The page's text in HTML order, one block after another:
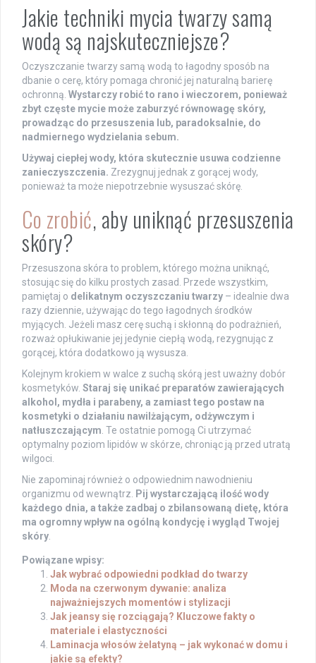
Jakie techniki mycia twarzy samą
wodą są najskuteczniejsze?
Oczyszczanie twarzy samą wodą to łagodny sposób na
dbanie o cerę, który pomaga chronić jej naturalną barierę
ochronną. Wystarczy robić to rano i wieczorem, ponieważ
zbyt częste mycie może zaburzyć równowagę skóry,
prowadząc do przesuszenia lub, paradoksalnie, do
nadmiernego wydzielania sebum.
Używaj ciepłej wody, która skutecznie usuwa codzienne
zanieczyszczenia. Zrezygnuj jednak z gorącej wody,
ponieważ ta może niepotrzebnie wysuszać skórę.
Co zrobić, aby uniknąć przesuszenia
skóry?
Przesuszona skóra to problem, którego można uniknąć,
stosując się do kilku prostych zasad. Przede wszystkim,
pamiętaj o delikatnym oczyszczaniu twarzy – idealnie dwa
razy dziennie, używając do tego łagodnych środków
myjących. Jeżeli masz cerę suchą i skłonną do podrażnień,
rozważ opłukiwanie jej jedynie ciepłą wodą, rezygnując z
gorącej, która dodatkowo ją wysusza.
Kolejnym krokiem w walce z suchą skórą jest uważny dobór
kosmetyków. Staraj się unikać preparatów zawierających
alkohol, mydła i parabeny, a zamiast tego postaw na
kosmetyki o działaniu nawilżającym, odżywczym i
natłuszczającym . Te ostatnie pomogą Ci utrzymać
optymalny poziom lipidów w skórze, chroniąc ją przed utratą
wilgoci.
Nie zapominaj również o odpowiednim nawodnieniu
organizmu od wewnątrz.
Pij wystarczającą ilość wody
każdego dnia, a także zadbaj o zbilansowaną dietę, która
ma ogromny wpływ na ogólną kondycję i wygląd Twojej
skóry
Powiązane wpisy:
Jak wybrać odpowiedni podkład do twarzy
Moda na czerwonym dywanie: analiza
najważniejszych momentów i stylizacji
Jak jeansy się rozciągają? Kluczowe fakty o
materiale i elastyczności
Laminacja włosów żelatyną – jak wykonać w domu i
jakie są efekty?